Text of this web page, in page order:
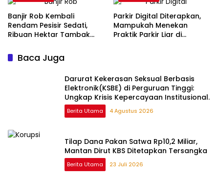
Banjir Rob Kembali
Rendam Pesisir Sedati,
Ribuan Hektar Tambak
Parkir Digital Diterapkan,
Mampukah Menekan
Praktik Parkir Liar di
Baca Juga
Darurat Kekerasan Seksual Berbasis
Elektronik(KSBE) di Perguruan Tinggi:
Ungkap Krisis Kepercayaan Institusional.
Berita Utama 4 Agustus 2026
Tilap Dana Pakan Satwa Rp10,2 Miliar,
Mantan Dirut KBS Ditetapkan Tersangka
Berita Utama 23 Juli 2026